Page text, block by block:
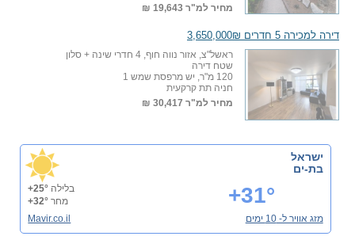
מחיר למ"ר 19,643 ₪
דירה למכירה 5 חדרים 3,650,000₪
ראשל"צ, אזור נווה חוף, 4 חדרי שינה + סלון
שטח דירה
120 מ"ר, יש מרפסת שמש 1
חניה תת קרקעית
מחיר למ"ר 30,417 ₪
ישראל
בת-ים
+31° בלילה +25°
מחר +32°
מזג אוויר ל- 10 ימים
Mavir.co.il